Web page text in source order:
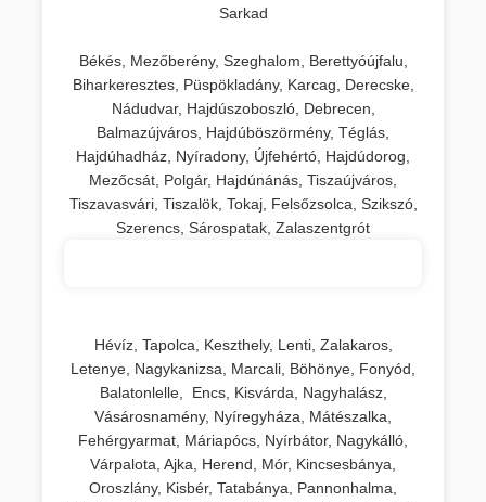
Sarkad
Békés, Mezőberény, Szeghalom, Berettyóújfalu,
Biharkeresztes, Püspökladány, Karcag, Derecske,
Nádudvar, Hajdúszoboszló, Debrecen,
Balmazújváros, Hajdúböszörmény, Téglás,
Hajdúhadház, Nyíradony, Újfehértó, Hajdúdorog,
Mezőcsát, Polgár, Hajdúnánás, Tiszaújváros,
Tiszavasvári, Tiszalök, Tokaj, Felsőzsolca, Szikszó,
Szerencs, Sárospatak, Zalaszentgrót
Hévíz, Tapolca, Keszthely, Lenti, Zalakaros,
Letenye, Nagykanizsa, Marcali, Böhönye, Fonyód,
Balatonlelle, Encs, Kisvárda, Nagyhalász,
Vásárosnamény, Nyíregyháza, Mátészalka,
Fehérgyarmat, Máriapócs, Nyírbátor, Nagykálló,
Várpalota, Ajka, Herend, Mór, Kincsesbánya,
Oroszlány, Kisbér, Tatabánya, Pannonhalma,